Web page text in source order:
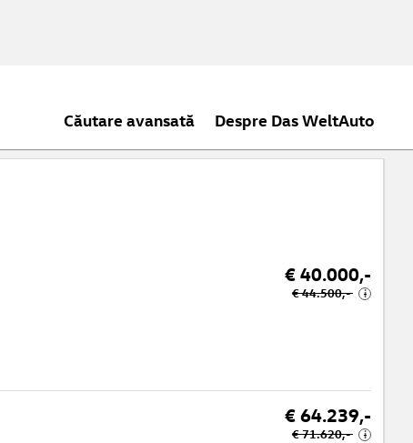
Căutare avansată Despre Das WeltAuto
€ 40.000,-
€ 44.500,- i
€ 64.239,-
€ 71.620,- i